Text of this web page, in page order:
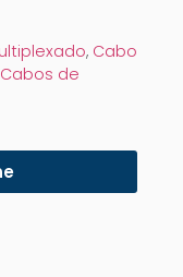
, Cabo
Cabos de